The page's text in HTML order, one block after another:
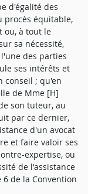
d'égalité des
procès équitable,
ou, à tout le
sa nécessité,
des parties
ses intérêts et
conseil ; qu'en
de Mme [H]
son tuteur, au
par ce dernier,
d'un avocat
et faire valoir ses
expertise, ou
de l'assistance
de la Convention